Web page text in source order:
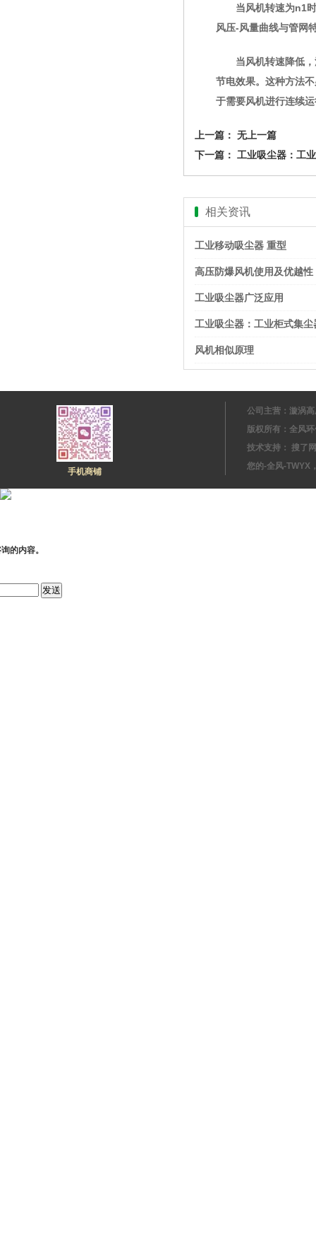
当风机转速为n1时
风压-风量曲线与管网
当风机转速降低，
节电效果。这种方法
于需要风机进行连续
上一篇： 无上一篇
下一篇： 工业吸尘器：工
相关资讯
工业移动吸尘器 重型
高压防爆风机使用及优越性
工业吸尘器广泛应用
工业吸尘器：工业柜式集尘
风机相似原理
手机商铺
公司主营：漩涡
版权所有：全风
技术支持： 搜
您的-全风-TWYX
的内容。